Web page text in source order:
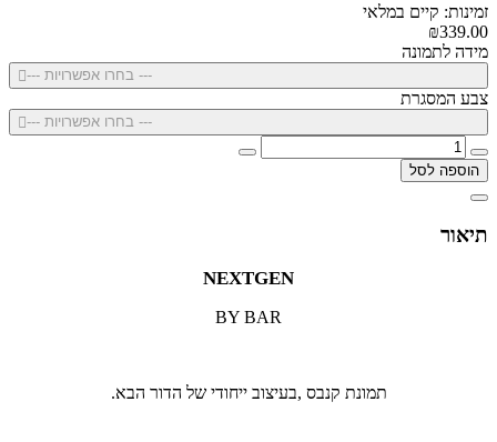
זמינות: קיים במלאי
₪339.00
מידה לתמונה
--- בחרו אפשרויות ---
צבע המסגרת
--- בחרו אפשרויות ---
הוספה לסל
תיאור
NEXTGEN
BY BAR
תמונת קנבס ,בעיצוב ייחודי של הדור הבא.